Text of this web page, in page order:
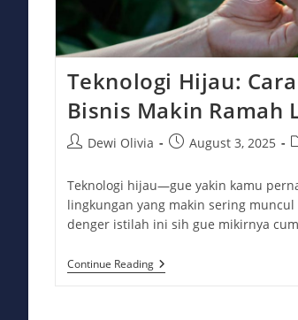
Teknologi Hijau:
Bisnis Makin Ramah
PostDewi Olivia
PostAugust 3, 2025
Teknologi hijau—gue yakin kamu
lingkungan yang makin sering
denger istilah ini sih gue mikirnya
Continue ReadingTeknologi
Hijau: